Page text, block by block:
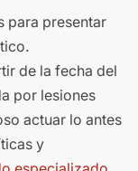
para presentar
de la fecha del
por lesiones
actuar lo antes
y